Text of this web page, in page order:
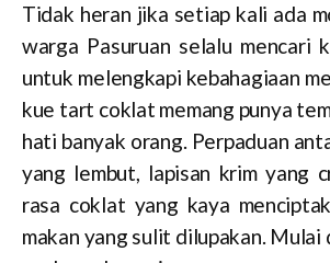
Tidak heran jika setiap kali ada
warga Pasuruan selalu mencari
untuk melengkapi kebahagiaan
kue tart coklat memang punya
hati banyak orang. Perpaduan
yang lembut, lapisan krim yang
rasa coklat yang kaya
makan yang sulit dilupakan. Mulai